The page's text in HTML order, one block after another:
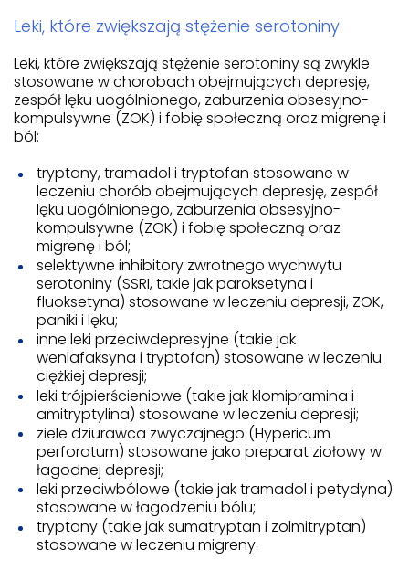
Leki, które zwiększają stężenie serotoniny
Leki, które zwiększają stężenie serotoniny są zwykle
stosowane w chorobach obejmujących depresję,
zespół lęku uogólnionego, zaburzenia obsesyjno-
kompulsywne (ZOK) i fobię społeczną oraz migrenę i
ból:
tryptany, tramadol i tryptofan stosowane w
leczeniu chorób obejmujących depresję, zespół
lęku uogólnionego, zaburzenia obsesyjno-
kompulsywne (ZOK) i fobię społeczną oraz
migrenę i ból;
selektywne inhibitory zwrotnego wychwytu
serotoniny (SSRI, takie jak paroksetyna i
fluoksetyna) stosowane w leczeniu depresji, ZOK,
paniki i lęku;
inne leki przeciwdepresyjne (takie jak
wenlafaksyna i tryptofan) stosowane w leczeniu
ciężkiej depresji;
leki trójpierścieniowe (takie jak klomipramina i
amitryptylina) stosowane w leczeniu depresji;
ziele dziurawca zwyczajnego (Hypericum
perforatum) stosowane jako preparat ziołowy w
łagodnej depresji;
leki przeciwbólowe (takie jak tramadol i petydyna)
stosowane w łagodzeniu bólu;
tryptany (takie jak sumatryptan i zolmitryptan)
stosowane w leczeniu migreny.